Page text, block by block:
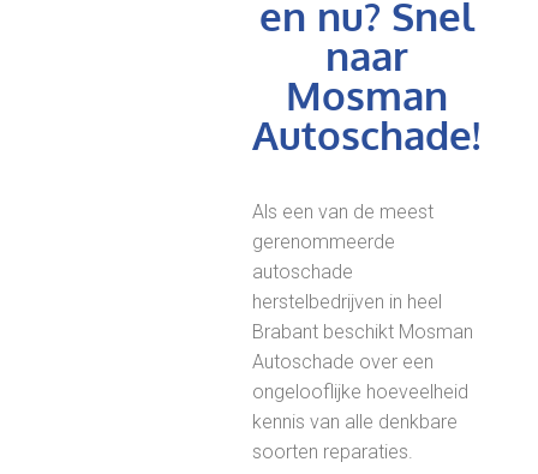
en nu? Snel
naar
Mosman
Autoschade!
Als een van de meest
gerenommeerde
autoschade
herstelbedrijven in heel
Brabant beschikt Mosman
Autoschade over een
ongelooflijke hoeveelheid
kennis van alle denkbare
soorten reparaties.